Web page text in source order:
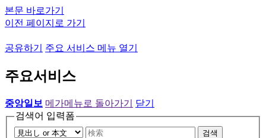
본문 바로가기
이전 페이지로 가기
공유하기 주요 서비스 메뉴 열기
주요서비스
중앙일보 메가메뉴로 돌아가기
닫기
검색어 입력폼
검색